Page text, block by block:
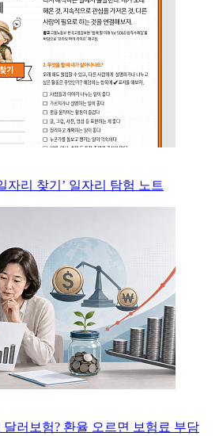
자리 찾기’ 일자리 탐험 노트
달러보험? 환율 오르면 보험료 부담